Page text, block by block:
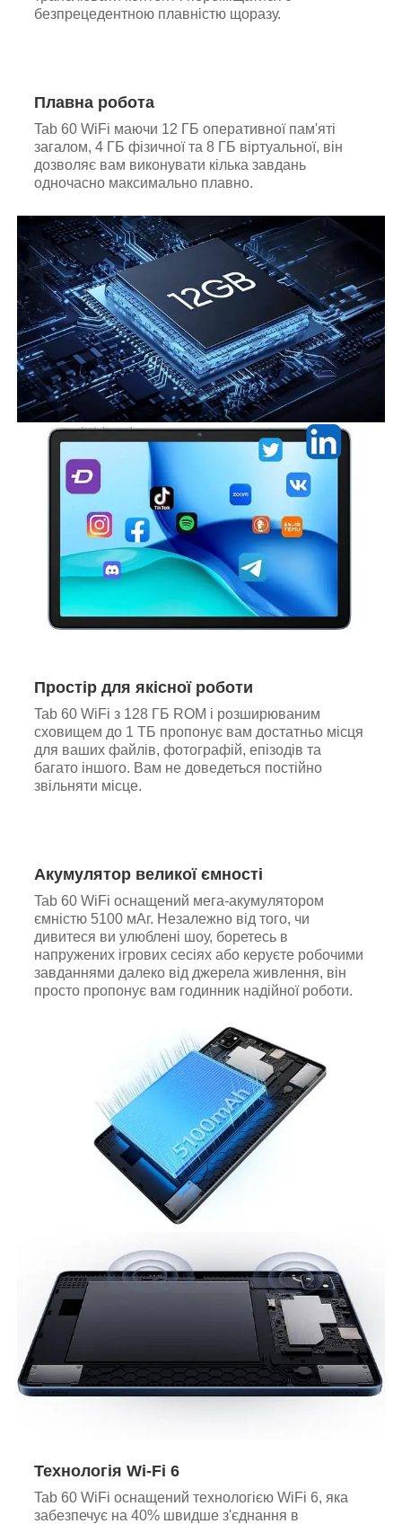
безпрецедентною плавністю щоразу.
Плавна робота
Tab 60 WiFi маючи 12 ГБ оперативної пам'яті
загалом, 4 ГБ фізичної та 8 ГБ віртуальної, він
дозволяє вам виконувати кілька завдань
одночасно максимально плавно.
Простір для якісної роботи
Tab 60 WiFi з 128 ГБ ROM і розширюваним
сховищем до 1 ТБ пропонує вам достатньо місця
для ваших файлів, фотографій, епізодів та
багато іншого. Вам не доведеться постійно
звільняти місце.
Акумулятор великої ємності
Tab 60 WiFi оснащений мега-акумулятором
ємністю 5100 мАг. Незалежно від того, чи
дивитеся ви улюблені шоу, боретесь в
напружених ігрових сесіях або керуєте робочими
завданнями далеко від джерела живлення, він
просто пропонує вам годинник надійної роботи.
Технологія Wi-Fi 6
Tab 60 WiFi оснащений технологією WiFi 6, яка
забезпечує на 40% швидше з'єднання в